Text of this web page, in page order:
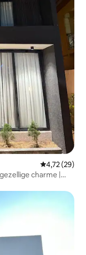
Gemiddelde
4,72 (29)
charme |